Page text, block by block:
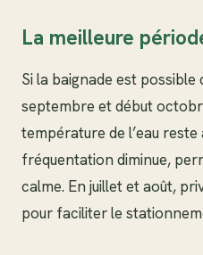
La meilleure
Si la baignade est
septembre et début
température de l’eau reste
fréquentation diminue,
calme. En juillet et août,
pour faciliter le